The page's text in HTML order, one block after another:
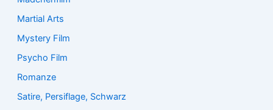
Martial Arts
Mystery Film
Psycho Film
Romanze
Satire, Persiflage, Schwarz